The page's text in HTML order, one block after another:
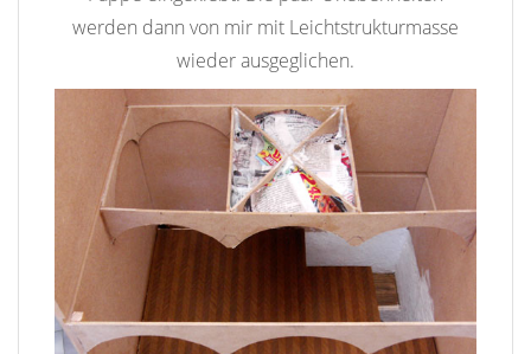
werden dann von mir mit Leichtstrukturmasse
wieder ausgeglichen.